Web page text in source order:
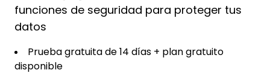
funciones de seguridad para proteger tus
datos
Prueba gratuita de 14 días + plan gratuito
disponible